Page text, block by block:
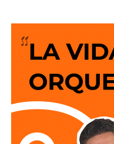
ingenieros viales o
siempre es que el
de horribles
sigan a 100 km/h sobre
No soy un experto en
pretendo entrar en
hecho, por eso me
forzar las páginas de